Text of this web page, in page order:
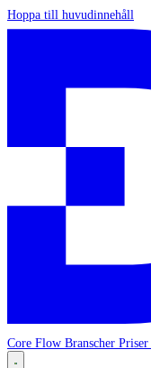
Hoppa till huvudinnehåll
Core Flow Branscher Priser